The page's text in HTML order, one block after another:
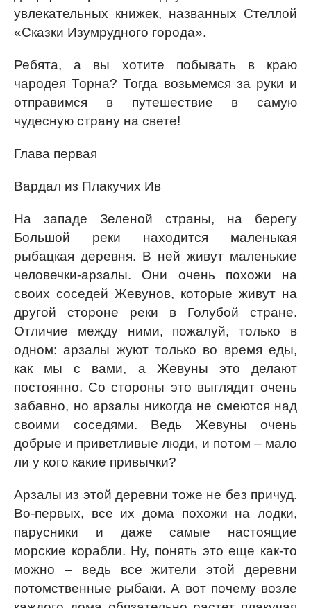
увлекательных книжек, названных Стеллой
«Сказки Изумрудного города».
Ребята, а вы хотите побывать в краю
чародея Торна? Тогда возьмемся за руки и
отправимся в путешествие в самую
чудесную страну на свете!
Глава первая
Вардал из Плакучих Ив
На западе Зеленой страны, на берегу
Большой реки находится маленькая
рыбацкая деревня. В ней живут маленькие
человечки-арзалы. Они очень похожи на
своих соседей Жевунов, которые живут на
другой стороне реки в Голубой стране.
Отличие между ними, пожалуй, только в
одном: арзалы жуют только во время еды,
как мы с вами, а Жевуны это делают
постоянно. Со стороны это выглядит очень
забавно, но арзалы никогда не смеются над
своими соседями. Ведь Жевуны очень
добрые и приветливые люди, и потом – мало
ли у кого какие привычки?
Арзалы из этой деревни тоже не без причуд.
Во-первых, все их дома похожи на лодки,
парусники и даже самые настоящие
морские корабли. Ну, понять это еще как-то
можно – ведь все жители этой деревни
потомственные рыбаки. А вот почему возле